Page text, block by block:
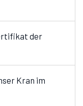
der
Kran im